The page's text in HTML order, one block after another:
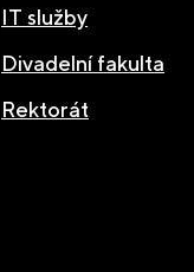
IT služby
Divadelní fakulta
Rektorát